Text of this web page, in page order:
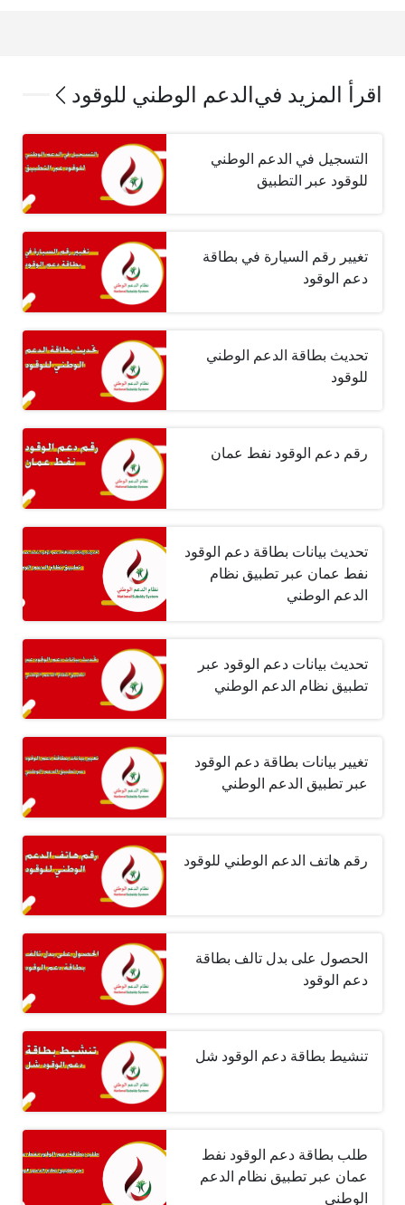
اقرأ المزيد في الدعم الوطني للوقود
التسجيل في الدعم الوطني
للوقود عبر التطبيق
تغيير رقم السيارة في بطاقة
دعم الوقود
تحديث بطاقة الدعم الوطني
للوقود
رقم دعم الوقود نفط عمان
تحديث بيانات بطاقة دعم الوقود
نفط عمان عبر تطبيق نظام
الدعم الوطني
تحديث بيانات دعم الوقود عبر
تطبيق نظام الدعم الوطني
تغيير بيانات بطاقة دعم الوقود
عبر تطبيق الدعم الوطني
رقم هاتف الدعم الوطني للوقود
الحصول على بدل تالف بطاقة
دعم الوقود
تنشيط بطاقة دعم الوقود شل
طلب بطاقة دعم الوقود نفط
عمان عبر تطبيق نظام الدعم
الوطني